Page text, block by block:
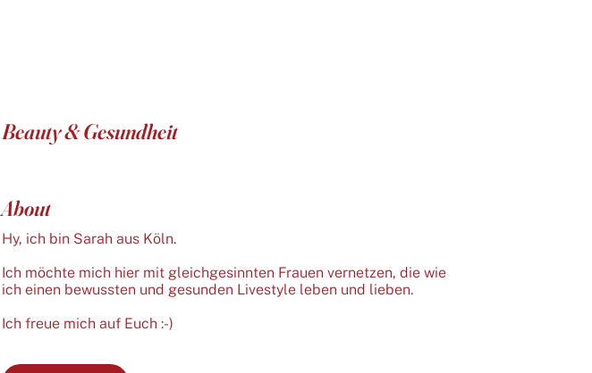
Beauty & Gesundheit
About
Hy, ich bin Sarah aus Köln.
Ich möchte mich hier mit gleichgesinnten Frauen vernetzen, die wie
ich einen bewussten und gesunden Livestyle leben und lieben.
Ich freue mich auf Euch :-)